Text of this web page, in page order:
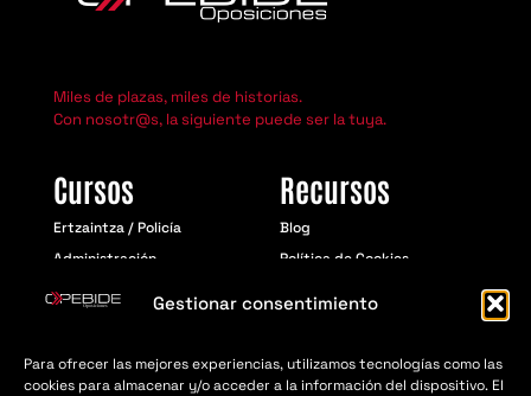
Gestionar consentimiento
Para ofrecer las mejores experiencias, utilizamos tecnologías como las
cookies para almacenar y/o acceder a la información del dispositivo. El
Miles de plazas, miles de historias.
Con nosotr@s, la siguiente puede ser la tuya.
Cursos
Ertzaintza / Policía
Administración
Educación
Recursos
Blog
Política de Cookies